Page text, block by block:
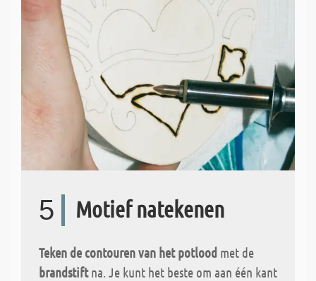
5 Motief natekenen
Teken de contouren van het potlood met de
brandstiftna. Je kunt het beste om aan één kant